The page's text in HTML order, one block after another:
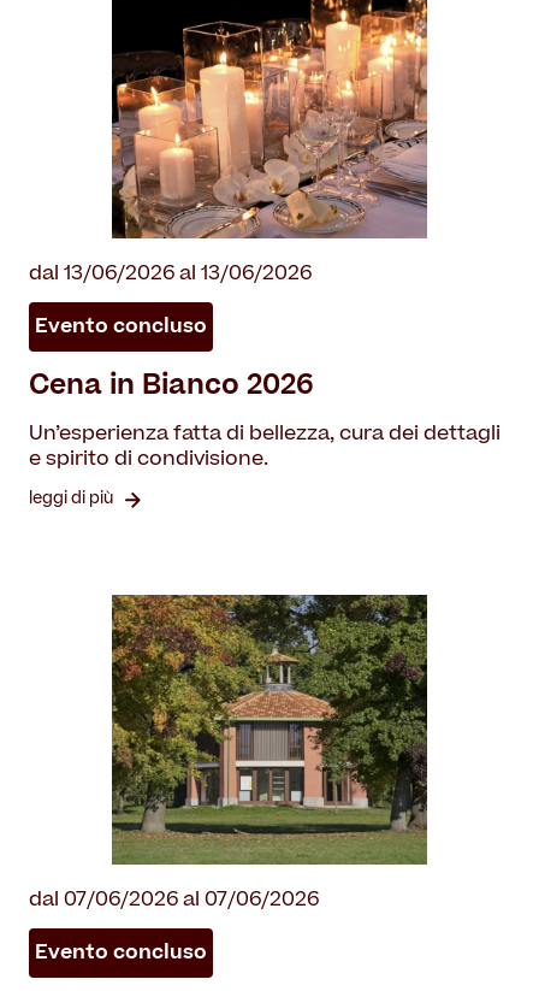
dal 13/06/2026 al 13/06/2026
Evento concluso
Cena in Bianco 2026
Un’esperienza fatta di bellezza, cura dei dettagli
e spirito di condivisione.
leggi di più
dal 07/06/2026 al 07/06/2026
Evento concluso